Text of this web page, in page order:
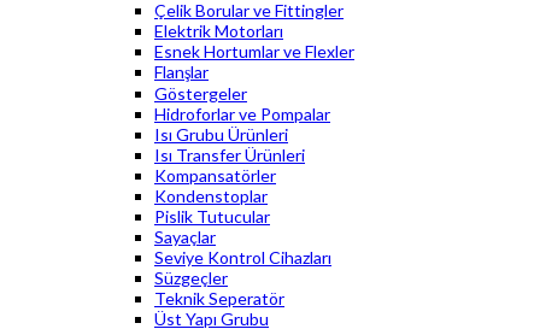
Çelik Borular ve Fittingler
Elektrik Motorları
Esnek Hortumlar ve Flexler
Flanşlar
Göstergeler
Hidroforlar ve Pompalar
Isı Grubu Ürünleri
Isı Transfer Ürünleri
Kompansatörler
Kondenstoplar
Pislik Tutucular
Sayaçlar
Seviye Kontrol Cihazları
Süzgeçler
Teknik Seperatör
Üst Yapı Grubu